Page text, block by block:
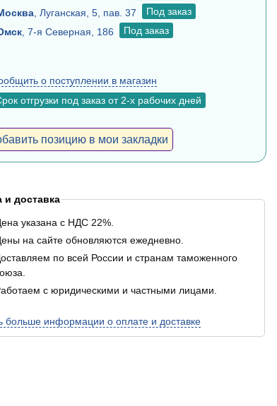
, Луганская, 5, пав. 37
Под заказ
, 7-я Северная, 186 Под заказ
о поступлении в магазин
отгрузки под заказ от 2-х рабочих дней
позицию в мои закладки
и доставка
указана с НДС 22%.
на сайте обновляются ежедневно.
по всей России и странам таможенного
с юридическими и частными лицами.
больше информации о оплате и доставке